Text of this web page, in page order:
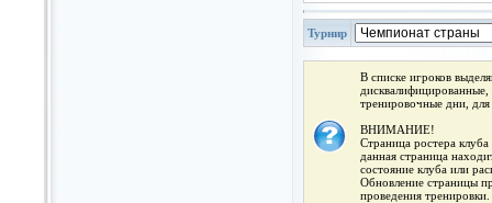
Турнир
В списке игроков
тренировочные дни,
ВНИМАНИЕ!
Страница ростера
данная страница
состояние клуба или
Обновление страницы
проведения тренировки.